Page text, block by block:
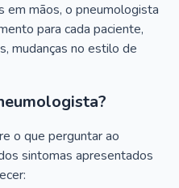
em mãos, o pneumologista
para cada paciente,
mudanças no estilo de
o que perguntar ao
sintomas apresentados